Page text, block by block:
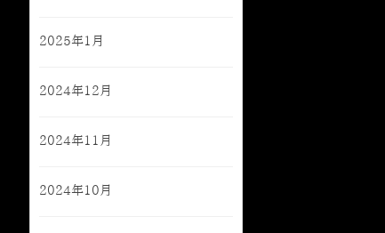
2025年1月
2024年12月
2024年11月
2024年10月